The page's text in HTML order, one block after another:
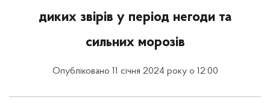
диких звірів у період негоди та
сильних морозів
Опубліковано 11 січня 2024 року о 12:00